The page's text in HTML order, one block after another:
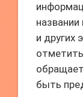
и других
быть